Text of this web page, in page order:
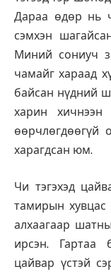
Дараа өдөр нь
сэмхэн
Миний сониуч
чамайг хараад
байсан нүдний
харин
өөрчлөгдөөгүй
харагдсан юм.
Чи тэгэхэд
тамирын хувцас
алхаагаар
ирсэн. Гартаа
цайвар үстэй